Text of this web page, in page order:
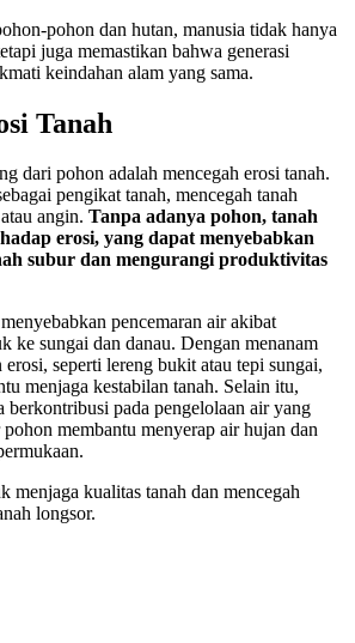
pohon dan hutan, manusia tidak hanya
juga memastikan bahwa generasi
keindahan alam yang sama.
Tanah
dari pohon adalah mencegah erosi tanah.
pengikat tanah, mencegah tanah
angin. Tanpa adanya pohon, tanah
erosi, yang dapat menyebabkan
subur dan mengurangi produktivitas
pencemaran air akibat
ke sungai dan danau. Dengan menanam
seperti lereng bukit atau tepi sungai,
menjaga kestabilan tanah. Selain itu,
berkontribusi pada pengelolaan air yang
membantu menyerap air hujan dan
menjaga kualitas tanah dan mencegah
longsor.